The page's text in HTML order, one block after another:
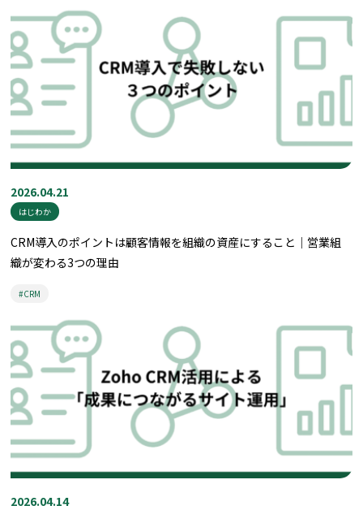
2026.04.21
はじわか
CRM導入のポイントは顧客情報を組織の資産にすること｜営業組
織が変わる3つの理由
#CRM
2026.04.14